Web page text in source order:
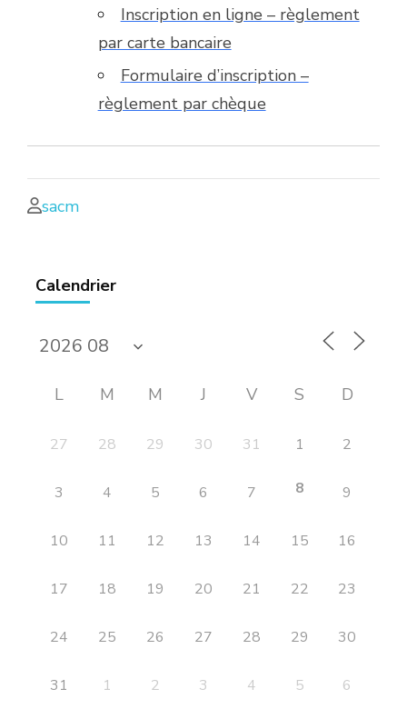
Inscription en ligne – règlement
par carte bancaire
Formulaire d’inscription –
règlement par chèque
sacm
Calendrier
L M M J V S D
27 28 29 30 31 1 2
3 4 5 6 7 8 9
10 11 12 13 14 15 16
17 18 19 20 21 22 23
24 25 26 27 28 29 30
31 1 2 3 4 5 6